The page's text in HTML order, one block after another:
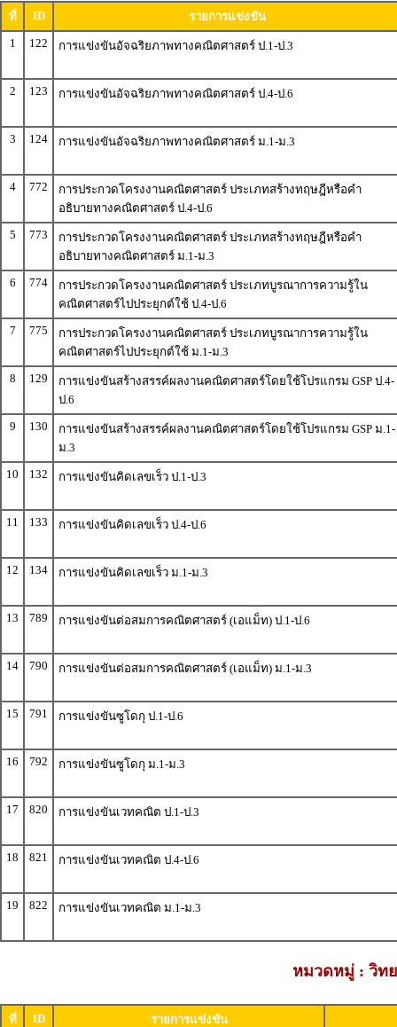
ที่ ID
รายการแข่งขัน
1
122 การแข่งขันอัจฉริยภาพทางคณิตศาสตร์ ป.1-ป.3
2 123 การแข่งขันอัจฉริยภาพทางคณิตศาสตร์ ป.4-ป.6
3 124 การแข่งขันอัจฉริยภาพทางคณิตศาสตร์ ม.1-ม.3
4 772
การประกวดโครงงานคณิตศาสตร์ ประเภทสร้างทฤษฎีหรือคำ
อธิบายทางคณิตศาสตร์ ป.4-ป.6
5
773
การประกวดโครงงานคณิตศาสตร์ ประเภทสร้างทฤษฎีหรือคำ
อธิบายทางคณิตศาสตร์ ม.1-ม.3
6
774
การประกวดโครงงานคณิตศาสตร์ ประเภทบูรณาการความรู้ใน
คณิตศาสตร์ไปประยุกต์ใช้ ป.4-ป.6
7
775
การประกวดโครงงานคณิตศาสตร์ ประเภทบูรณาการความรู้ใน
คณิตศาสตร์ไปประยุกต์ใช้ ม.1-ม.3
8
129
การแข่งขันสร้างสรรค์ผลงานคณิตศาสตร์โดยใช้โปรแกรม GSP ป.4-
ป.6
9
130
การแข่งขันสร้างสรรค์ผลงานคณิตศาสตร์โดยใช้โปรแกรม GSP ม.1-
ม.3
10
132 การแข่งขันคิดเลขเร็ว ป.1-ป.3
11 133 การแข่งขันคิดเลขเร็ว ป.4-ป.6
12 134 การแข่งขันคิดเลขเร็ว ม.1-ม.3
13 789 การแข่งขันต่อสมการคณิตศาสตร์ (เอแม็ท) ป.1-ป.6
14 790 การแข่งขันต่อสมการคณิตศาสตร์ (เอแม็ท) ม.1-ม.3
15 791 การแข่งขันซูโดกุ ป.1-ป.6
16 792 การแข่งขันซูโดกุ ม.1-ม.3
17 820 การแข่งขันเวทคณิต ป.1-ป.3
18 821 การแข่งขันเวทคณิต ป.4-ป.6
19 822 การแข่งขันเวทคณิต ม.1-ม.3
หมวดหมู่ : วิท
ที่ ID
รายการแข่งขัน